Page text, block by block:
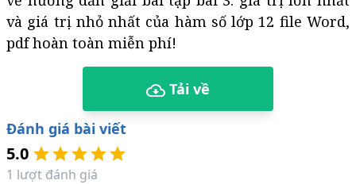
và giá trị nhỏ nhất của hàm số lớp 12 file Word,
pdf hoàn toàn miễn phí!
Tải về
Đánh giá bài viết
5.0
1 lượt đánh giá